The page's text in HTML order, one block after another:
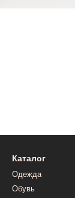
Каталог
Одежда
Обувь